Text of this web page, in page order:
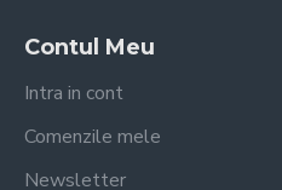
Contul Meu
Intra in cont
Comenzile mele
Newsletter